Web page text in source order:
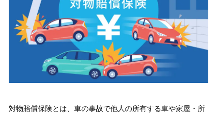
対物賠償保険とは、車の事故で他人の所有する車や家屋・所